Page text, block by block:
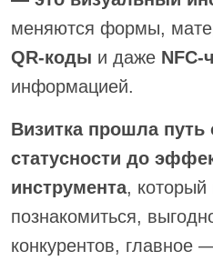
меняются формы,
QR-коды и даже NFC-
информацией.
Визитка прошла путь
статусности до
инструмента, который
познакомиться,
конкурентов, главное